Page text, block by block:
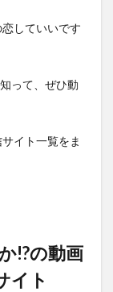
していいです
って、ぜひ動
イト一覧をま
!?の動画
イト